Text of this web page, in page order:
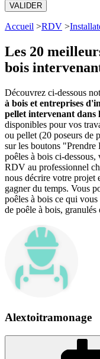
VALIDER
Accueil >RDV >
Les 20
bois
Découvrez ci-dessous
à bois et entreprises
pellet intervenant dans
disponibles pour vos
ou pellet (20 poseurs de
sur les boutons
poêles à bois ci-
RDV au professionnel
nous décrire votre projet
gagner du temps. Vous
poêles à bois ce qui
de poêle à bois,
Alextoitramonage